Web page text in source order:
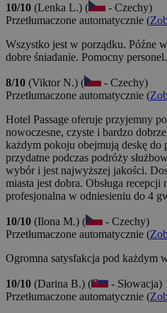
10/10 (Lenka L.) (
- Czechy)
Przetłumaczone automatycznie (
Wszystko jest w porządku. Późne
dobre śniadanie. Pomocny personel.
8/10 (Viktor N.) (
- Czechy)
Przetłumaczone automatycznie (
Hotel Passage oferuje przyjemny
nowoczesne, czyste i bardzo
każdym pokoju obejmują deskę do
przydatne podczas podróży
wybór i jest najwyższej jakości.
miasta jest dobra. Obsługa recepcji
profesjonalna w odniesieniu do 4
10/10 (Ilona M.) (
- Czechy)
Przetłumaczone automatycznie (
Ogromna satysfakcja pod każdym
10/10 (Darina B.) (
- Słowacja)
Przetłumaczone automatycznie (